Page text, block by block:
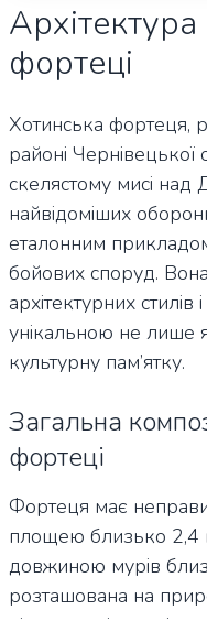
фортеці
Хотинська фортеця,
районі Чернівецької
скелястому мисі над
найвідоміших
еталонним
бойових споруд.
архітектурних стилів
унікальною не лише
культурну пам’ятку.
Загальна
фортеці
Фортеця має
площею близько 2,4
довжиною мурів
розташована на